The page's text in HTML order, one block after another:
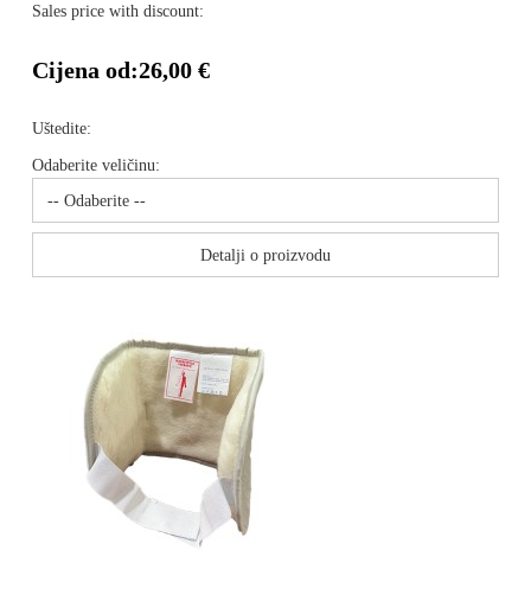
Sales price with discount:
Cijena od:26,00 €
Uštedite:
Odaberite veličinu:
Detalji o proizvodu